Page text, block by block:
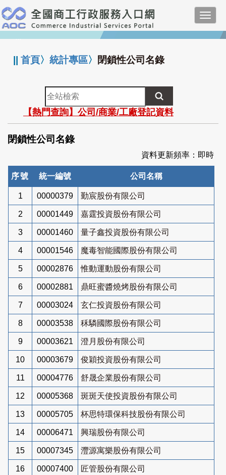
跳
到
主
要
:::
||首頁〉統計專區〉 閉鎖性公司名錄
全
站
檢
索
【熱門查詢】公司/商業/工廠登記資料
閉鎖性公司名錄
資料更新頻率：即時
序號 統一編號 公司名稱
1 00000379 勤宸股份有限公司
2 00001449 嘉霆投資股份有限公司
3 00001460 量子鑫投資股份有限公司
4 00001546 魔毒智能國際股份有限公司
5 00002876 惟動運動股份有限公司
6 00002881 鼎旺蜜醬燒烤股份有限公司
7 00003024 玄仁投資股份有限公司
8 00003538 秝驎國際股份有限公司
9 00003621 澄月股份有限公司
10 00003679 俊穎投資股份有限公司
11 00004776 舒晟企業股份有限公司
12 00005368 斑斑天使投資股份有限公司
13 00005705 杯思特環保科技股份有限公司
14 00006471 興瑞股份有限公司
15 00007345 灃源寓樂股份有限公司
16 00007400 匠管股份有限公司